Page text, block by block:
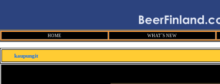
HOME WHAT´S NEW
kaupungit